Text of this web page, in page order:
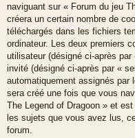
naviguant sur « Forum du jeu
créera un certain nombre de
téléchargés dans les fichiers
ordinateur. Les deux premiers
utilisateur (désigné ci-après
invité (désigné ci-après par «
automatiquement assignés par
sera créé une fois que vous
The Legend of Dragoon » et
les sujets que vous avez lus,
forum.